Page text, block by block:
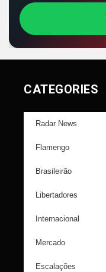
CATEGORIES
Radar News
Flamengo
Brasileirão
Libertadores
Internacional
Mercado
Escalações